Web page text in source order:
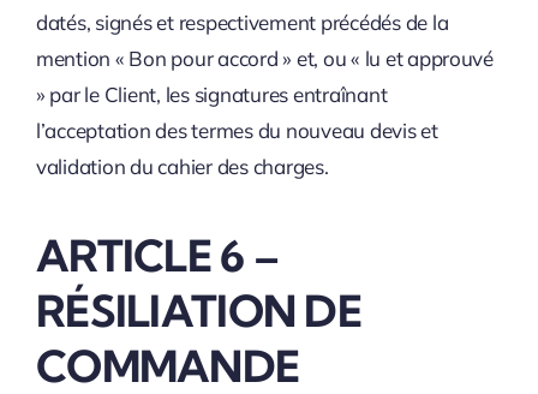
datés, signés et respectivement précédés de la
mention « Bon pour accord » et, ou « lu et approuvé
» par le Client, les signatures entraînant
l’acceptation des termes du nouveau devis et
validation du cahier des charges.
ARTICLE 6 –
RÉSILIATION DE
COMMANDE